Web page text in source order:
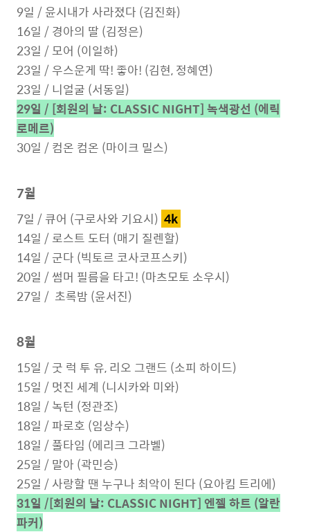
9일 / 윤시내가 사라졌다 (김진화)
16일 / 경아의 딸 (김정은)
23일 / 모어 (이일하)
23일 / 우스운게 딱! 좋아! (김현, 정혜연)
23일 / 니얼굴 (서동일)
29일 / [회원의 날: CLASSIC NIGHT] 녹색광선 (에릭
로메르)
30일 / 컴온 컴온 (마이크 밀스)
7월
7일 / 큐어 (구로사와 기요시) 4k
14일 / 로스트 도터 (매기 질렌할)
14일 / 군다 (빅토르 코사코프스키)
20일 / 썸머 필름을 타고! (마츠모토 소우시)
27일 / 초록밤 (윤서진)
8월
15일 / 굿 럭 투 유, 리오 그랜드 (소피 하이드)
15일 / 멋진 세계 (니시카와 미와)
18일 / 녹턴 (정관조)
18일 / 파로호 (임상수)
18일 / 풀타임 (에리크 그라벨)
25일 / 말아 (곽민승)
25일 / 사랑할 땐 누구나 최악이 된다 (요아킴 트리에)
31일 /[회원의 날: CLASSIC NIGHT] 엔젤 하트 (알란
파커)